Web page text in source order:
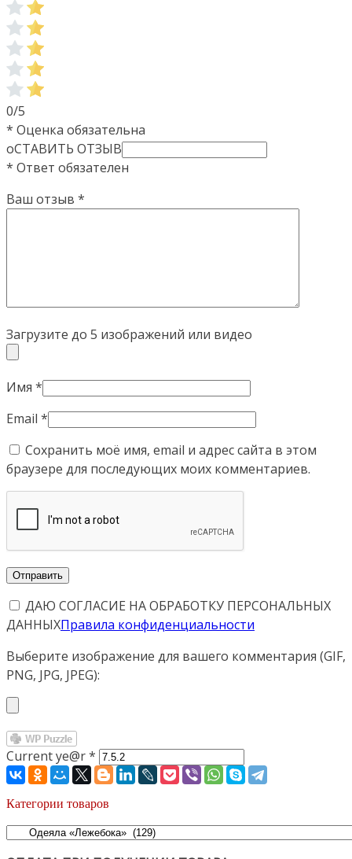
0/5
* Оценка обязательна
оСТАВИТЬ ОТЗЫВ
* Ответ обязателен
Ваш отзыв *
Загрузите до 5 изображений или видео
Имя *
Email *
Сохранить моё имя, email и адрес сайта в этом
браузере для последующих моих комментариев.
ДАЮ СОГЛАСИЕ НА ОБРАБОТКУ ПЕРСОНАЛЬНЫХ
ДАННЫХПравила конфиденциальности
Выберите изображение для вашего комментария (GIF,
PNG, JPG, JPEG):
Current ye@r*
Категории товаров